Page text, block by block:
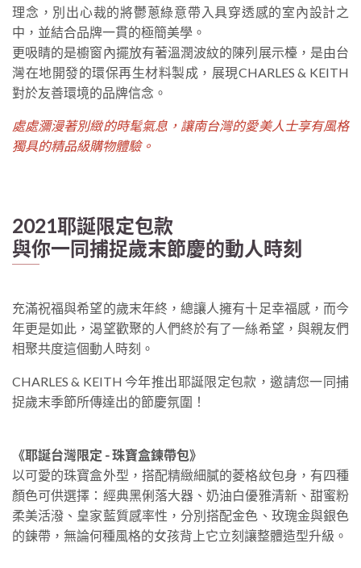
理念，別出心裁的將鬱蔥綠意帶入具穿透感的室內設計之
中，並結合品牌一貫的極簡美學。
更吸睛的是櫥窗內擺放有著溫潤波紋的陳列展示檯，是由台
灣在地開發的環保再生材料製成，展現CHARLES & KEITH
對於友善環境的品牌信念。
處處瀰漫著別緻的時髦氣息，讓南台灣的愛美人士享有風格
獨具的精品級購物體驗。
2021耶誕限定包款
與你一同捕捉歲末節慶的動人時刻
充滿祝福與希望的歲末年終，總讓人擁有十足幸福感，而今
年更是如此，渴望歡聚的人們終於有了一絲希望，與親友們
相聚共度這個動人時刻。
CHARLES & KEITH 今年推出耶誕限定包款，邀請您一同捕
捉歲末季節所傳達出的節慶氛圍！
《耶誕台灣限定 - 珠寶盒鍊帶包》
以可愛的珠寶盒外型，搭配精緻細膩的菱格紋包身，有四種
顏色可供選擇：經典黑俐落大器、奶油白優雅清新、甜蜜粉
柔美活潑、皇家藍質感率性，分別搭配金色、玫瑰金與銀色
的鍊帶，無論何種風格的女孩背上它立刻讓整體造型升級。